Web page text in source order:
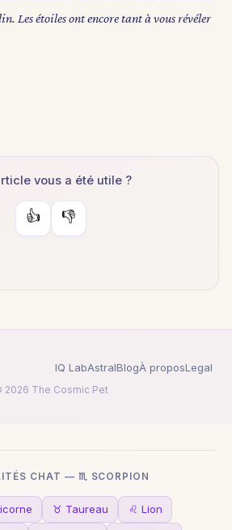
Les étoiles ont encore tant à vous révéler
vous a été utile ?
👍 👎
IQ LabAstralBlogÀ proposLegal
2026 The Cosmic Pet
CHAT — ♏ SCORPION
♉ Taureau ♌ Lion